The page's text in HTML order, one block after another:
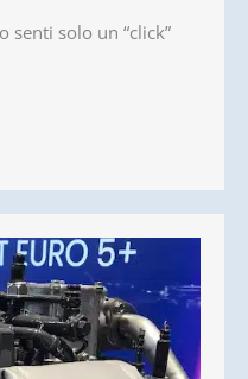
senti solo un “click”